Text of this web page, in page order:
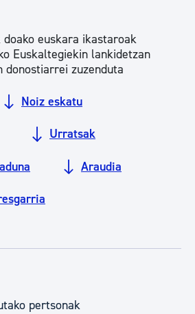
euskara ikastaroak
Euskaltegiekin lankidetzan
donostiarrei zuzenduta
Noiz eskatu
Urratsak
Araudia
pertsonak